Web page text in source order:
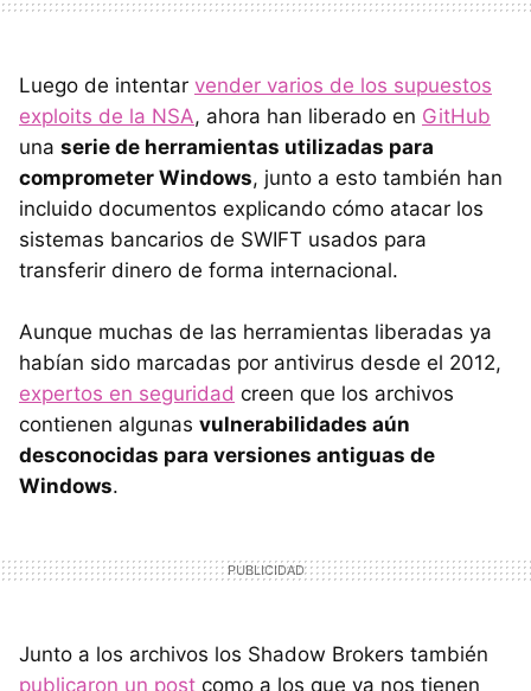
Luego de intentar vender varios de los supuestos
exploits de la NSA, ahora han liberado en GitHub
una serie de herramientas utilizadas para
comprometer Windows, junto a esto también han
incluido documentos explicando cómo atacar los
sistemas bancarios de SWIFT usados para
transferir dinero de forma internacional.
Aunque muchas de las herramientas liberadas ya
habían sido marcadas por antivirus desde el 2012,
expertos en seguridad creen que los archivos
contienen algunas vulnerabilidades aún
desconocidas para versiones antiguas de
Windows.
Junto a los archivos los Shadow Brokers también
publicaron un post como a los que ya nos tienen